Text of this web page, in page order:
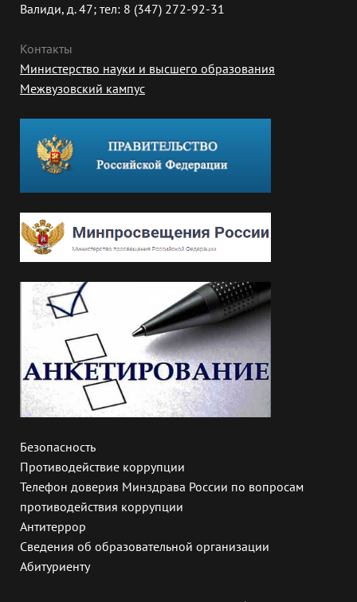
Валиди, д. 47; тел: 8 (347) 272-92-31
Контакты
Министерство науки и высшего образования
Межвузовский кампус
Безопасность
Противодействие коррупции
Телефон доверия Минздрава России по вопросам
противодействия коррупции
Антитеррор
Сведения об образовательной организации
Абитуриенту